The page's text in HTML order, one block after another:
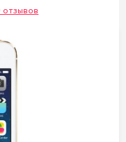
отзывов